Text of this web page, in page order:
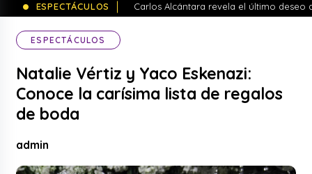
ESPECTÁCULOS
Carlos Alcántara revela el último deseo
ESPECTÁCULOS
Natalie Vértiz y Yaco Eskenazi:
Conoce la carísima lista de regalos
de boda
admin